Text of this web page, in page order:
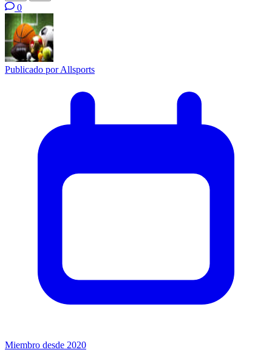
0
Publicado porAllsports
Miembro desde 2020